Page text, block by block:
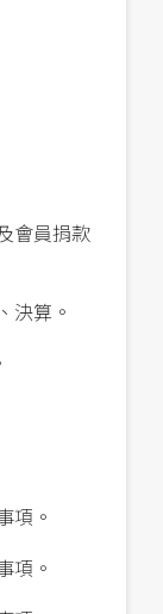
會員捐款
決算。
項。
項。